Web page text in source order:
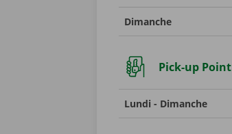
Dimanche
Pick-up Point
Lundi - Dimanche